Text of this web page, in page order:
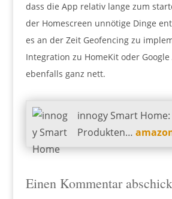
dass die App relativ lange zum
der Homescreen unnötige Dinge
es an der Zeit Geofencing zu
Integration zu HomeKit oder
ebenfalls ganz nett.
innogy Smart Home:
Produkten…
Einen Kommentar